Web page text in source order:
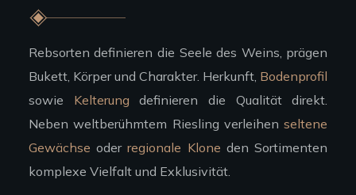
Rebsorten definieren die Seele des Weins, prägen
Bukett, Körper und Charakter. Herkunft, Bodenprofil
sowie Kelterung definieren die Qualität direkt.
Neben weltberühmtem Riesling verleihenseltene
Gewächse oderregionale Klone den Sortimenten
komplexe Vielfalt und Exklusivität.